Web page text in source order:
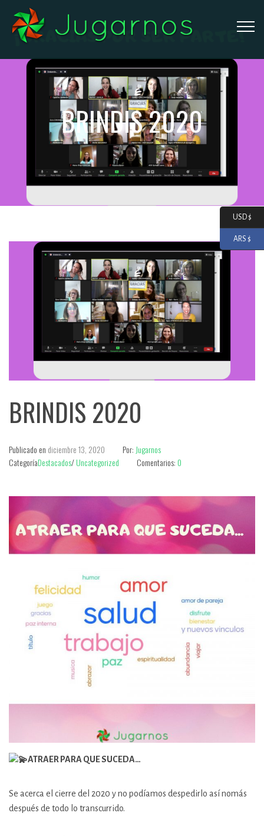
BRINDIS 2020
BRINDIS 2020
Publicado en diciembre 13, 2020 Por: Jugarnos
CategoríaDestacados/Uncategorized Comentarios: 0
ATRAER PARA QUE SUCEDA…
Se acerca el cierre del 2020 y no podíamos despedirlo así nomás
después de todo lo transcurrido.
USD $
ARS $